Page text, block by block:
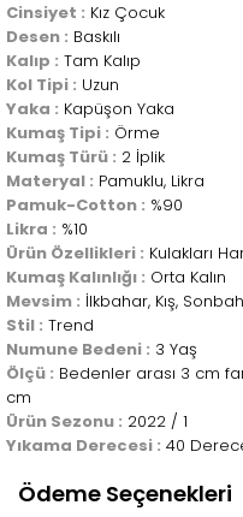
Cinsiyet : Kız Çocuk
Desen : Baskılı
Kalıp : Tam Kalıp
Kol Tipi : Uzun
Yaka : Kapüşon Yaka
Kumaş Tipi : Örme
Kumaş Türü : 2 İplik
Materyal : Pamuklu, Likra
Pamuk-Cotton : %90
Likra : %10
Ürün Özellikleri : Kulakları
Kumaş Kalınlığı : Orta Kalın
Mevsim : İlkbahar, Kış,
Stil : Trend
Numune Bedeni : 3 Yaş
Ölçü : Bedenler arası 3 cm
cm
Ürün Sezonu : 2022 / 1
Yıkama Derecesi : 40
Ödeme Seçenekleri